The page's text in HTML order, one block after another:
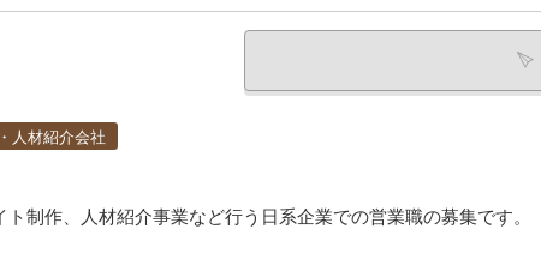
人材紹介会社
制作、人材紹介事業など行う日系企業での営業職の募集です。